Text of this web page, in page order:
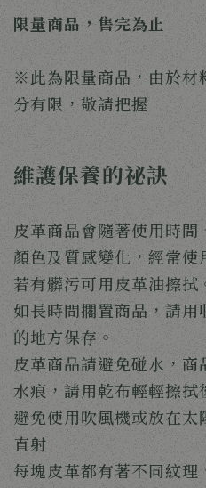
限量商品，售完為止
※此為限量商品，由於材
分有限，敬請把握
維護保養的祕訣
皮革商品會隨著使用時
顏色及質感變化，經常使
若有髒污可用皮革油擦拭
如長時間擱置商品，請
的地方保存。
皮革商品請避免碰水，
水痕，請用乾布輕輕擦
避免使用吹風機或放在
直射
每塊皮革都有著不同紋